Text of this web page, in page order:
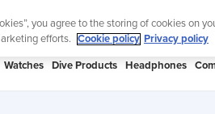
Watches Dive Products Headphones
you agree to the storing of cookies on
efforts.
Cookie policy Privacy policy